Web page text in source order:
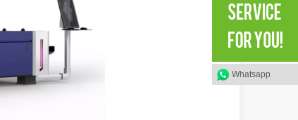
significativas em relação aos métodos tradicionais
Whatsapp